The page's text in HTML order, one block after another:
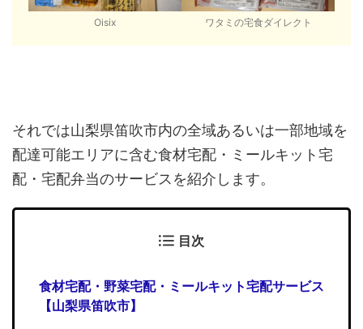
Oisix ワタミの宅食ダイレクト
それでは山梨県笛吹市内の全域あるいは一部地域を
配達可能エリアに含む食材宅配・ミールキット宅
配・宅配弁当のサービスを紹介します。
目次
食材宅配・野菜宅配・ミールキット宅配サービス
【山梨県笛吹市】